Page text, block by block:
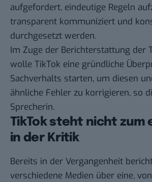
aufgefordert, eindeutige Regeln
transparent kommuniziert und
durchgesetzt werden.
Im Zuge der Berichterstattung der
wolle TikTok eine gründliche
Sachverhalts starten, um diesen
ähnliche Fehler zu korrigieren, so
Sprecherin.
TikTok steht nicht zum
in der Kritik
Bereits in der Vergangenheit
verschiedene Medien über eine,